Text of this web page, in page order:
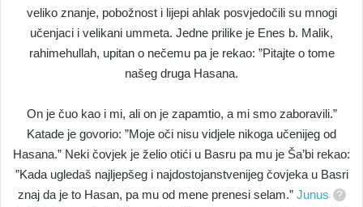
veliko znanje, pobožnost i lijepi ahlak posvjedočili su mnogi
učenjaci i velikani ummeta. Jedne prilike je Enes b. Malik,
rahimehullah, upitan o nečemu pa je rekao: ”Pitajte o tome
našeg druga Hasana.
On je čuo kao i mi, ali on je zapamtio, a mi smo zaboravili.”
Katade je govorio: ”Moje oči nisu vidjele nikoga učenijeg od
Hasana.” Neki čovjek je želio otići u Basru pa mu je Ša’bi rekao:
”Kada ugledaš najljepšeg i najdostojanstvenijeg čovjeka u Basri
znaj da je to Hasan, pa mu od mene prenesi selam.” Junus